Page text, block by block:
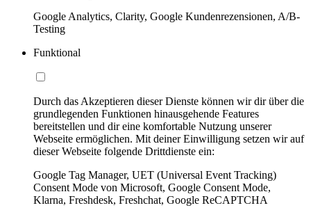
Google Analytics, Clarity, Google Kundenrezensionen, A/B-
Testing
Funktional
Durch das Akzeptieren dieser Dienste können wir dir über die
grundlegenden Funktionen hinausgehende Features
bereitstellen und dir eine komfortable Nutzung unserer
Webseite ermöglichen. Mit deiner Einwilligung setzen wir auf
dieser Webseite folgende Drittdienste ein:
Google Tag Manager, UET (Universal Event Tracking)
Consent Mode von Microsoft, Google Consent Mode,
Klarna, Freshdesk, Freshchat, Google ReCAPTCHA